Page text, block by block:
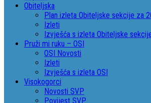
Obiteljska
Plan izleta Obiteljske sekcije za
Izleti
Izvješća s izleta Obiteljske
Pruži mi ruku – OSI
OSI Novosti
Izleti
Izvješća s izleta OSI
Visokogorci
Novosti SVP
Povijest SVP